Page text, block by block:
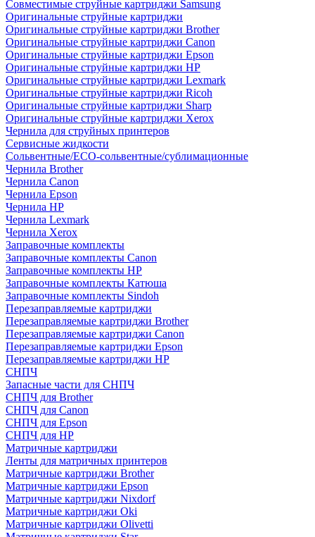
Совместимые струйные картриджи Samsung
Оригинальные струйные картриджи
Оригинальные струйные картриджи Brother
Оригинальные струйные картриджи Canon
Оригинальные струйные картриджи Epson
Оригинальные струйные картриджи HP
Оригинальные струйные картриджи Lexmark
Оригинальные струйные картриджи Ricoh
Оригинальные струйные картриджи Sharp
Оригинальные струйные картриджи Xerox
Чернила для струйных принтеров
Сервисные жидкости
Сольвентные/ECO-сольвентные/сублимационные
Чернила Brother
Чернила Canon
Чернила Epson
Чернила HP
Чернила Lexmark
Чернила Xerox
Заправочные комплекты
Заправочные комплекты Canon
Заправочные комплекты HP
Заправочные комплекты Катюша
Заправочные комплекты Sindoh
Перезаправляемые картриджи
Перезаправляемые картриджи Brother
Перезаправляемые картриджи Canon
Перезаправляемые картриджи Epson
Перезаправляемые картриджи HP
СНПЧ
Запасные части для СНПЧ
СНПЧ для Brother
СНПЧ для Canon
СНПЧ для Epson
СНПЧ для HP
Матричные картриджи
Ленты для матричных принтеров
Матричные картриджи Brother
Матричные картриджи Epson
Матричные картриджи Nixdorf
Матричные картриджи Oki
Матричные картриджи Olivetti